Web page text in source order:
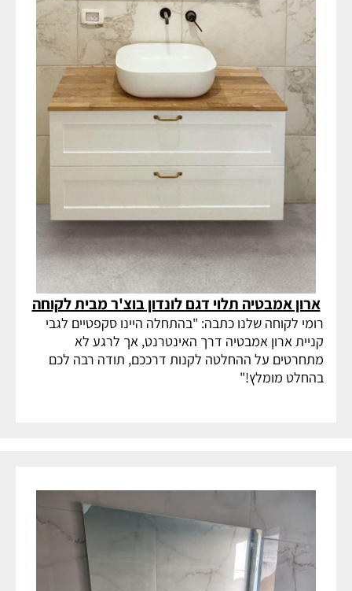
ארון אמבטיה תלוי דגם לונדון בוצ'ר מבית לקוחה
רומי לקוחה שלנו כתבה: "בהתחלה היינו סקפטיים לגבי
קניית ארון אמבטיה דרך האינטרנט, אך לרגע לא
מתחרטים על ההחלטה לקנות דרככם, תודה רבה לכם
בהחלט מומלץ!"